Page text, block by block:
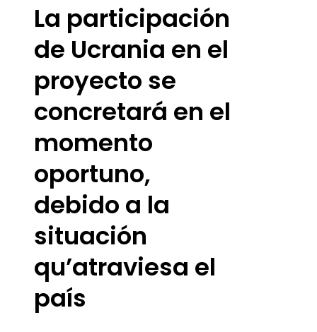
La participación
de Ucrania en el
proyecto se
concretará en el
momento
oportuno,
debido a la
situación
qu’atraviesa el
país